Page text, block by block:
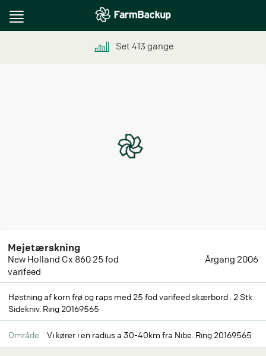
Toggle
Set 413 gange
Mejetærskning
New Holland Cx 860 25 fod
varifeed
Årgang 2006
Høstning af korn frø og raps med 25 fod varifeed skærbord . 2 Stk
Sidekniv. Ring 20169565
Område Vi kører i en radius a 30-40km fra Nibe. Ring 20169565